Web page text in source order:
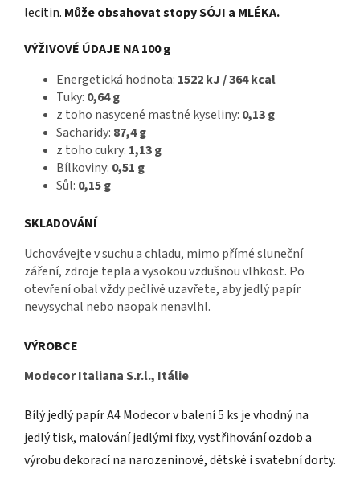
lecitin. Může obsahovat stopy SÓJI a MLÉKA.
VÝŽIVOVÉ ÚDAJE NA 100 g
Energetická hodnota: 1522 kJ / 364 kcal
Tuky: 0,64 g
z toho nasycené mastné kyseliny: 0,13 g
Sacharidy: 87,4 g
z toho cukry: 1,13 g
Bílkoviny: 0,51 g
Sůl: 0,15 g
SKLADOVÁNÍ
Uchovávejte v suchu a chladu, mimo přímé sluneční
záření, zdroje tepla a vysokou vzdušnou vlhkost. Po
otevření obal vždy pečlivě uzavřete, aby jedlý papír
nevysychal nebo naopak nenavlhl.
VÝROBCE
Modecor Italiana S.r.l., Itálie
Bílý jedlý papír A4 Modecor v balení 5 ks je vhodný na
jedlý tisk, malování jedlými fixy, vystřihování ozdob a
výrobu dekorací na narozeninové, dětské i svatební dorty.